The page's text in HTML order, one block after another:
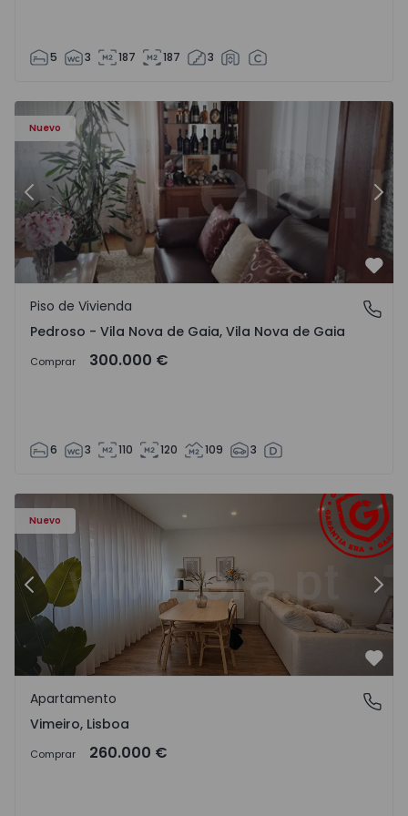
5 3 187 187 3
Nuevo
- 1575635 - 12
Piso de Vivienda T6 Vila Nova de Gaia, Pedroso e
Anterior
Pedroso - Vila Nova de Gaia, Vila Nova de Gaia
Piso de Vivienda
Pedroso - Vila Nova de Gaia, Vila Nova de Gaia
Comprar 300.000 €
6 3 110 120 109 3
Nuevo
Apartamento T1 Lourinhã, Vimeiro - 1575406 - 1
Anterior
Vimeiro, Lisboa
Apartamento
Vimeiro, Lisboa
Comprar 260.000 €